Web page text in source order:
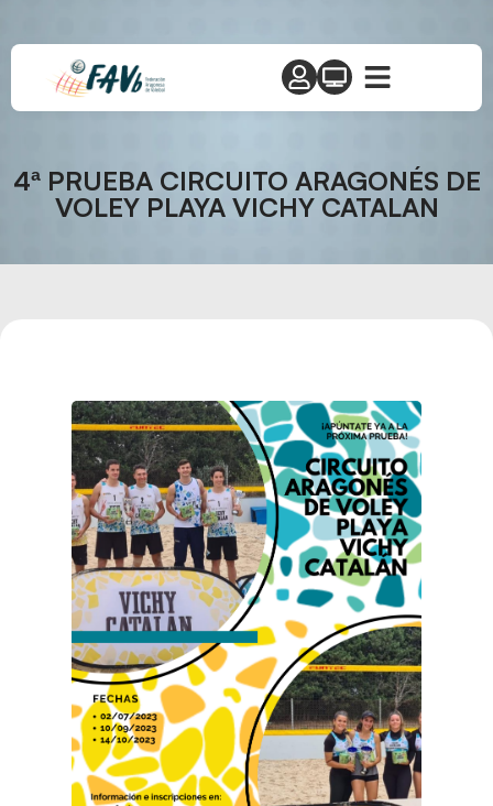
4ª PRUEBA CIRCUITO ARAGONÉS DE
VOLEY PLAYA VICHY CATALAN